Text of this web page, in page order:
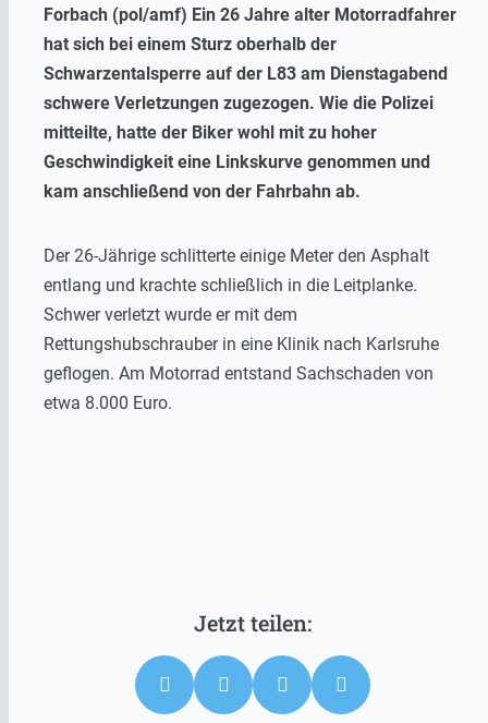
Forbach (pol/amf) Ein 26 Jahre alter Motorradfahrer
hat sich bei einem Sturz oberhalb der
Schwarzentalsperre auf der L83 am Dienstagabend
schwere Verletzungen zugezogen. Wie die Polizei
mitteilte, hatte der Biker wohl mit zu hoher
Geschwindigkeit eine Linkskurve genommen und
kam anschließend von der Fahrbahn ab.
Der 26-Jährige schlitterte einige Meter den Asphalt
entlang und krachte schließlich in die Leitplanke.
Schwer verletzt wurde er mit dem
Rettungshubschrauber in eine Klinik nach Karlsruhe
geflogen. Am Motorrad entstand Sachschaden von
etwa 8.000 Euro.